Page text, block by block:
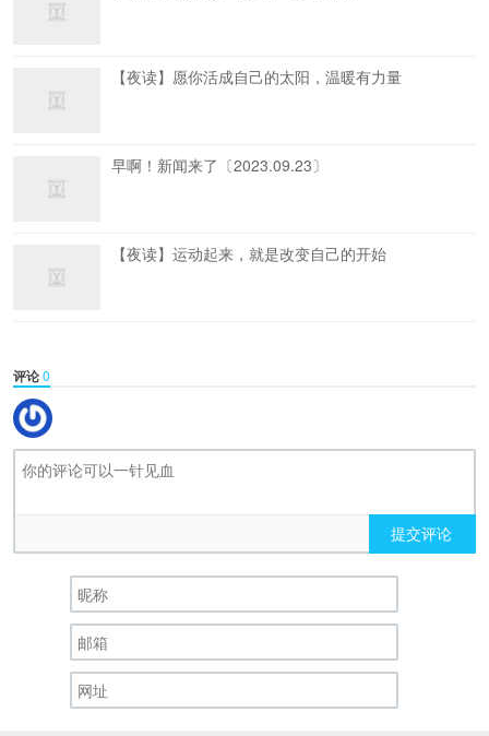
【夜读】愿你活成自己的太阳，温暖有力量
早啊！新闻来了〔2023.09.23〕
【夜读】运动起来，就是改变自己的开始
评论0
提交评论